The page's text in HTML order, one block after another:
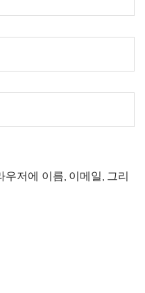
저에 이름, 이메일, 그리